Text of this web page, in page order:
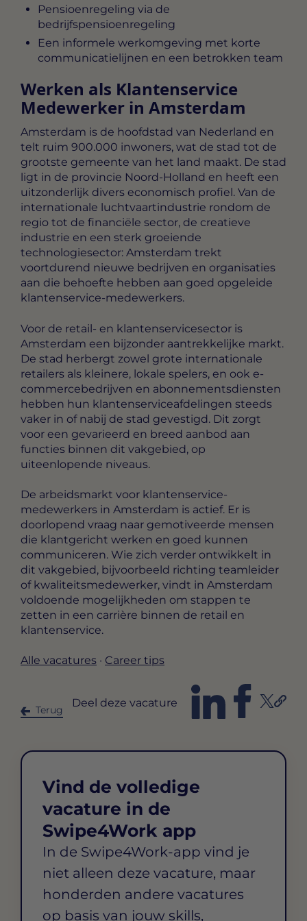
Pensioenregeling via de
bedrijfspensioenregeling
Een informele werkomgeving met korte
communicatielijnen en een betrokken team
Werken als Klantenservice
Medewerker in Amsterdam
Amsterdam is de hoofdstad van Nederland en
telt ruim 900.000 inwoners, wat de stad tot de
grootste gemeente van het land maakt. De stad
ligt in de provincie Noord-Holland en heeft een
uitzonderlijk divers economisch profiel. Van de
internationale luchtvaartindustrie rondom de
regio tot de financiële sector, de creatieve
industrie en een sterk groeiende
technologiesector: Amsterdam trekt
voortdurend nieuwe bedrijven en organisaties
aan die behoefte hebben aan goed opgeleide
klantenservice-medewerkers.
Voor de retail- en klantenservicesector is
Amsterdam een bijzonder aantrekkelijke markt.
De stad herbergt zowel grote internationale
retailers als kleinere, lokale spelers, en ook e-
commercebedrijven en abonnementsdiensten
hebben hun klantenserviceafdelingen steeds
vaker in of nabij de stad gevestigd. Dit zorgt
voor een gevarieerd en breed aanbod aan
functies binnen dit vakgebied, op
uiteenlopende niveaus.
De arbeidsmarkt voor klantenservice-
medewerkers in Amsterdam is actief. Er is
doorlopend vraag naar gemotiveerde mensen
die klantgericht werken en goed kunnen
communiceren. Wie zich verder ontwikkelt in
dit vakgebied, bijvoorbeeld richting teamleider
of kwaliteitsmedewerker, vindt in Amsterdam
voldoende mogelijkheden om stappen te
zetten in een carrière binnen de retail en
klantenservice.
Alle vacatures · Career tips
Terug
Deel deze vacature
Vind de volledige
vacature in de
Swipe4Work app
In de Swipe4Work-app vind je
niet alleen deze vacature, maar
honderden andere vacatures
op basis van jouw skills,